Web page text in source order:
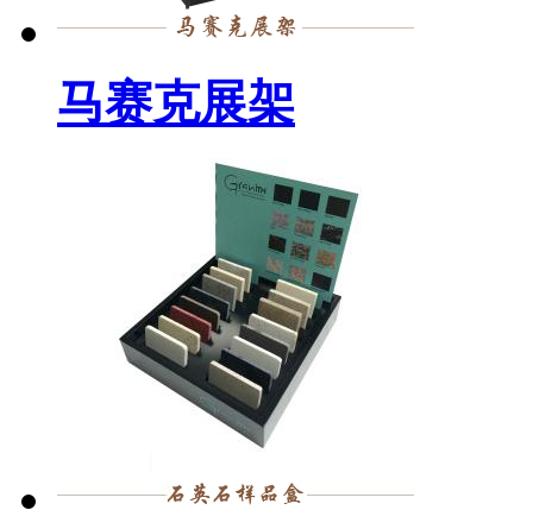
马赛克展架